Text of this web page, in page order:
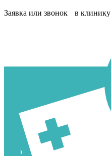
Заявка или звонок в клинику